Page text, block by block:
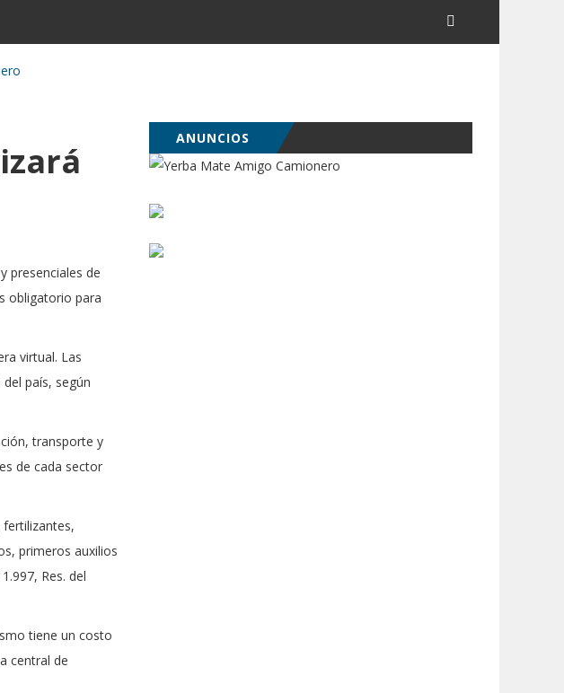
presenciales de
obligatorio para
virtual. Las
país, según
transporte y
de cada sector
primeros auxilios
Res. del
tiene un costo
central de
ANUNCIOS